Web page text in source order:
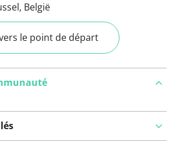
België
le point de départ